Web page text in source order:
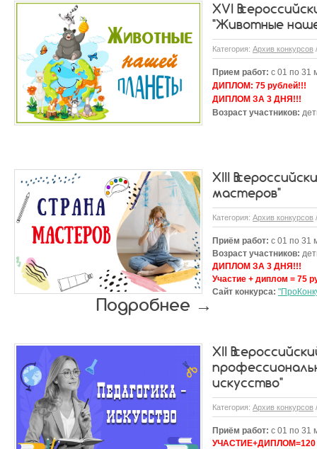
XVI
"Животные
Категория: Архив конкурсов
Прием работ: с 01 по 31
ДИПЛОМ: 75 рублей!!!
ДИПЛОМ ЗА 3 ДНЯ!!!
Возраст участников:
XIII
мастеров"
Категория: Архив конкурсов
Приём работ: с 01 по 31
Возраст участников:
ДИПЛОМ ЗА 3 ДНЯ!!!
Участие + диплом = 75
Сайт конкурса:
Подробнее →
XII
искусство"
Категория: Архив конкурсов
Приём работ: с 01 по 31
УЧАСТИЕ+ДИПЛОМ=120